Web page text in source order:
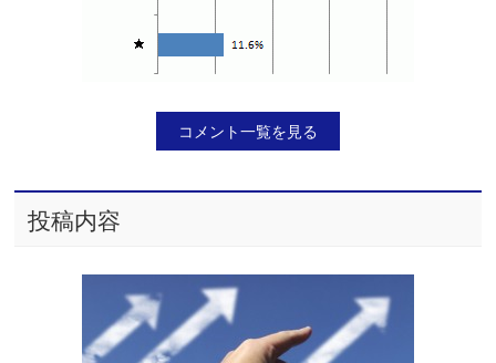
コメント一覧を見る
投稿内容